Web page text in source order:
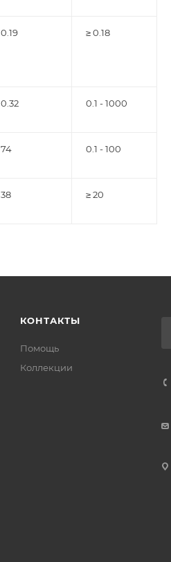
0.19 ≥ 0.18
0.32 0.1 - 1000
74 0.1 - 100
38 ≥ 20
КОНТАКТЫ
Помощь
Коллекции